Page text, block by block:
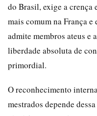
do Brasil, exige a crença
mais comum na França e
admite membros ateus e
liberdade absoluta de
primordial.
O reconhecimento
mestrados depende